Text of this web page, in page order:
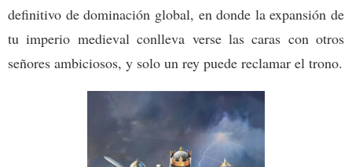
definitivo de dominación global, en donde la expansión de
tu imperio medieval conlleva verse las caras con otros
señores ambiciosos, y solo un rey puede reclamar el trono.